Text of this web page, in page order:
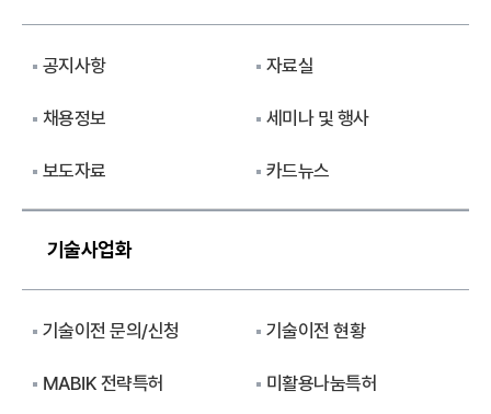
공지사항 자료실
채용정보 세미나 및 행사
보도자료 카드뉴스
기술사업화
기술이전 문의/신청 기술이전 현황
MABIK 전략특허 미활용나눔특허